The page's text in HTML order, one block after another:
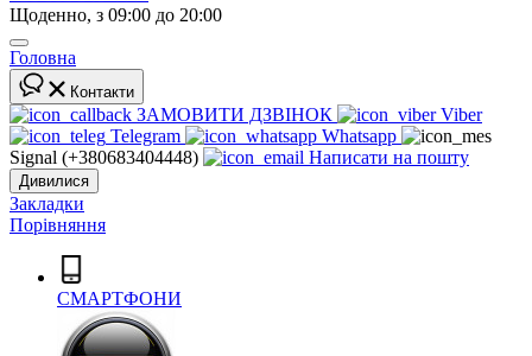
Щоденно, з 09:00 до 20:00
Головна
Контакти
ЗАМОВИТИ ДЗВІНОК
Viber
Telegram
Whatsapp
Signal (+380683404448)
Написати на пошту
Дивилися
Закладки
Порівняння
СМАРТФОНИ